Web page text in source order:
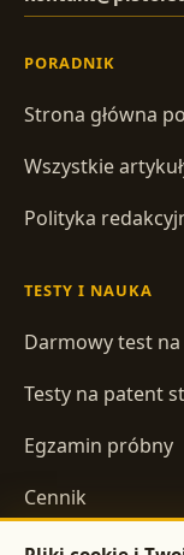
PORADNIK
Strona główna
Wszystkie
Polityka
TESTY I NAUKA
Darmowy test
Testy na patent
Egzamin próbny
Cennik